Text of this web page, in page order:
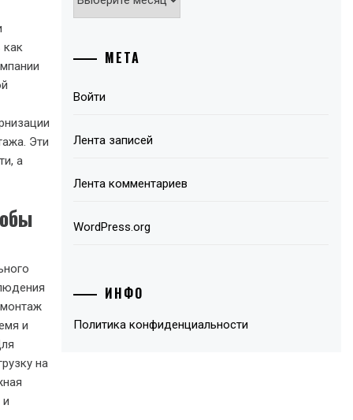
как
Эти
а
и
на
МЕТА
Войти
Лента записей
Лента комментариев
WordPress.org
ИНФО
Политика конфиденциальности